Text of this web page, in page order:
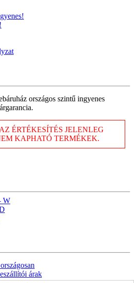
országos szintű ingyenes
ÉRTÉKESÍTÉS JELENLEG
KAPHATÓ TERMÉKEK.
árak